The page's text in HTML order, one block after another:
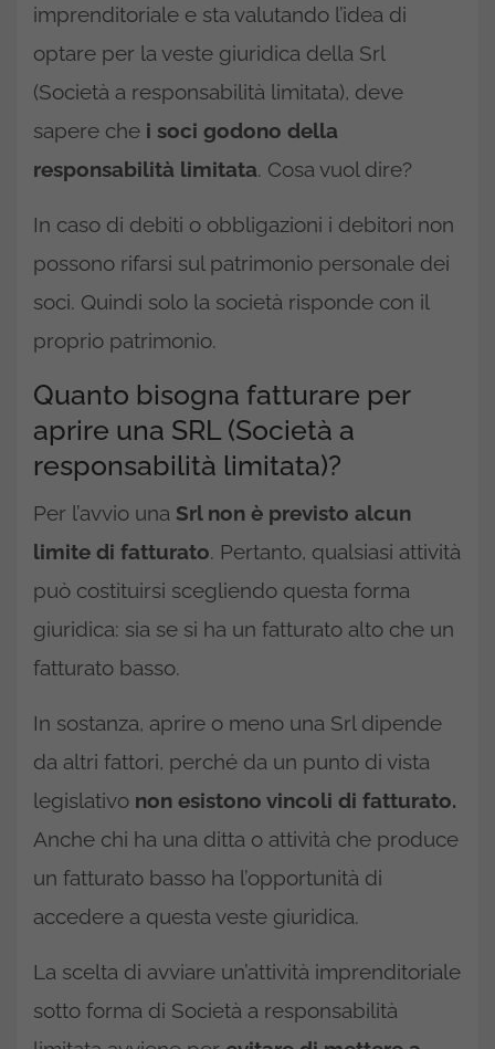
imprenditoriale e sta valutando l’idea di
optare per la veste giuridica della Srl
(Società a responsabilità limitata), deve
sapere che i soci godono della
responsabilità limitata. Cosa vuol dire?
In caso di debiti o obbligazioni i debitori non
possono rifarsi sul patrimonio personale dei
soci. Quindi solo la società risponde con il
proprio patrimonio.
Quanto bisogna fatturare per
aprire una SRL (Società a
responsabilità limitata)?
Per l’avvio una Srl non è previsto alcun
limite di fatturato. Pertanto, qualsiasi attività
può costituirsi scegliendo questa forma
giuridica: sia se si ha un fatturato alto che un
fatturato basso.
In sostanza, aprire o meno una Srl dipende
da altri fattori, perché da un punto di vista
legislativo non esistono vincoli di fatturato.
Anche chi ha una ditta o attività che produce
un fatturato basso ha l’opportunità di
accedere a questa veste giuridica.
La scelta di avviare un’attività imprenditoriale
sotto forma di Società a responsabilità